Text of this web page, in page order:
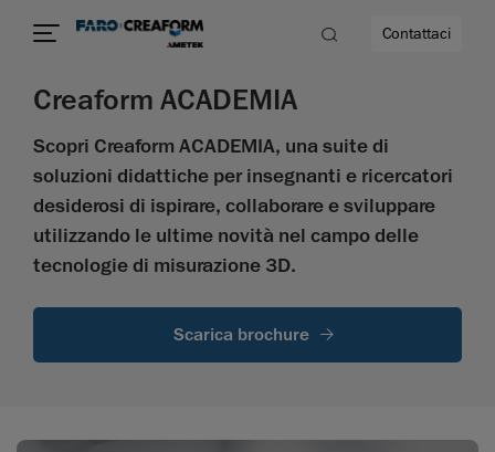
Contattaci
Creaform ACADEMIA
Scopri Creaform ACADEMIA, una suite di
soluzioni didattiche per insegnanti e ricercatori
desiderosi di ispirare, collaborare e sviluppare
utilizzando le ultime novità nel campo delle
tecnologie di misurazione 3D.
Scarica brochure